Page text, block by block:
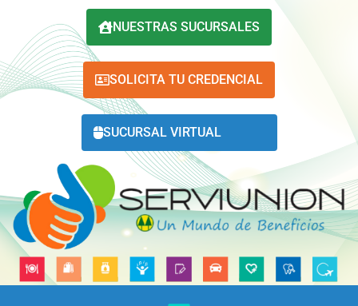
NUESTRAS SUCURSALES
SOLICITA TU CREDENCIAL
SUCURSAL VIRTUAL